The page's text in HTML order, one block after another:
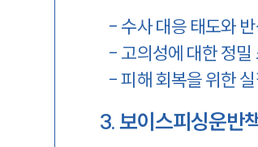
- 수사 대응 태도와
- 고의성에 대한 정밀
-피해 회복을 위한
3.보이스피싱운반